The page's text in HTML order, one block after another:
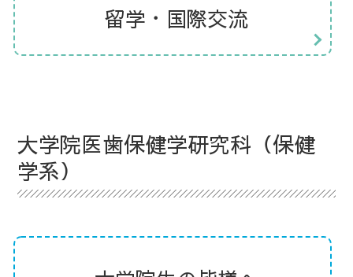
留学・国際交流
大学院医歯保健学研究科（保健
学系）